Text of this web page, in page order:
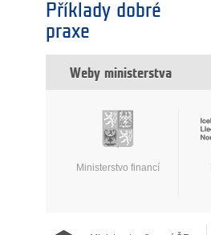
Příklady dobré
praxe
Weby ministerstva
Ministerstvo financí